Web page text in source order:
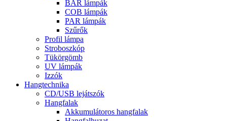
BAR lámpák
COB lámpák
PAR lámpák
Szűrők
Profil lámpa
Stroboszkóp
Tükörgömb
UV lámpák
Izzók
Hangtechnika
CD/USB lejátszók
Hangfalak
Akkumulátoros hangfalak